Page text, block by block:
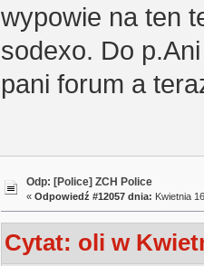
wypowie na ten
sodexo. Do
pani forum a
Odp: [Police] ZCH Police
« Odpowiedź #12057 dnia: Kwietnia
Cytat: oli w